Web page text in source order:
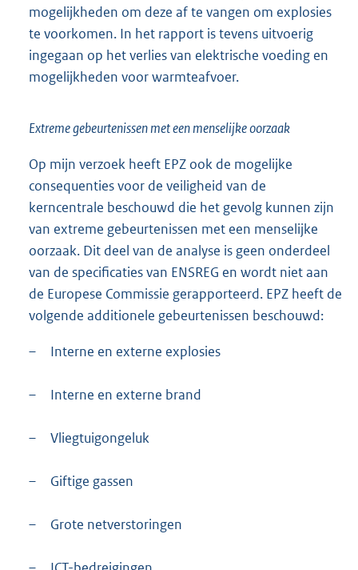
mogelijkheden om deze af te vangen om explosies
te voorkomen. In het rapport is tevens uitvoerig
ingegaan op het verlies van elektrische voeding en
mogelijkheden voor warmteafvoer.
Extreme gebeurtenissen met een menselijke oorzaak
Op mijn verzoek heeft EPZ ook de mogelijke
consequenties voor de veiligheid van de
kerncentrale beschouwd die het gevolg kunnen zijn
van extreme gebeurtenissen met een menselijke
oorzaak. Dit deel van de analyse is geen onderdeel
van de specificaties van ENSREG en wordt niet aan
de Europese Commissie gerapporteerd. EPZ heeft de
volgende additionele gebeurtenissen beschouwd:
– Interne en externe explosies
– Interne en externe brand
– Vliegtuigongeluk
– Giftige gassen
– Grote netverstoringen